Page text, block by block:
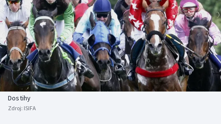
DALŠÍ SPORTY
Americký fotbal
Baseball a softbal
Basketbal
Biatlon
NEPŘEHLÉDNĚTE
Soutěže
Historické návraty
Aplikace ČT sport
Dostihy
Zdroj: ISIFA